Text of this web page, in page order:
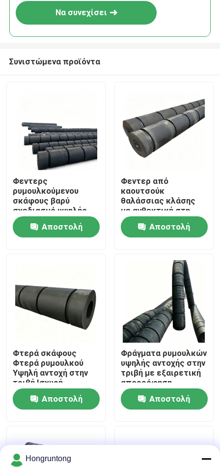
Σπίτι
Προϊόντα
Επισκέψεις στο εργοστάσιο
Ζητήστε μια προσφορά
Λαστιχένιο κιγκλίδωμα αποβαθρών
Πνευματικό λαστιχένιο κιγκλίδωμα
φτερωτές φτερουτές
φτερωτές φτερουτές
Να συνεχίσει
Συνιστώμενα προϊόντα
Φεντερς
ρυμουλκούμενου
σκάφους βαρύ
σχεδιασμό υψηλής
αντοχής στην τριβή
προσαρμοσμένο
μέγεθος για
Αποστολή
Φεντερ από
καουτσούκ
θαλάσσιας κλάσης
με ανθεκτική στη
διάβρωση και υψηλή
ανθεκτική στην
υγρασία για
Αποστολή
Φτερά σκάφους
Φτερά ρυμουλκού
Υψηλή αντοχή στην
τριβή Ισχυρή
αντίσταση στη
συμπίεση Εύκολη
εγκατάσταση
Αποστολή
Φράγματα ρυμουλκών
υψηλής αντοχής στην
τριβή με εξαιρετική
απορρόφηση
κραδασμών και
αντοχή στις καιρικές
συνθήκες
Αποστολή
Hongruntong